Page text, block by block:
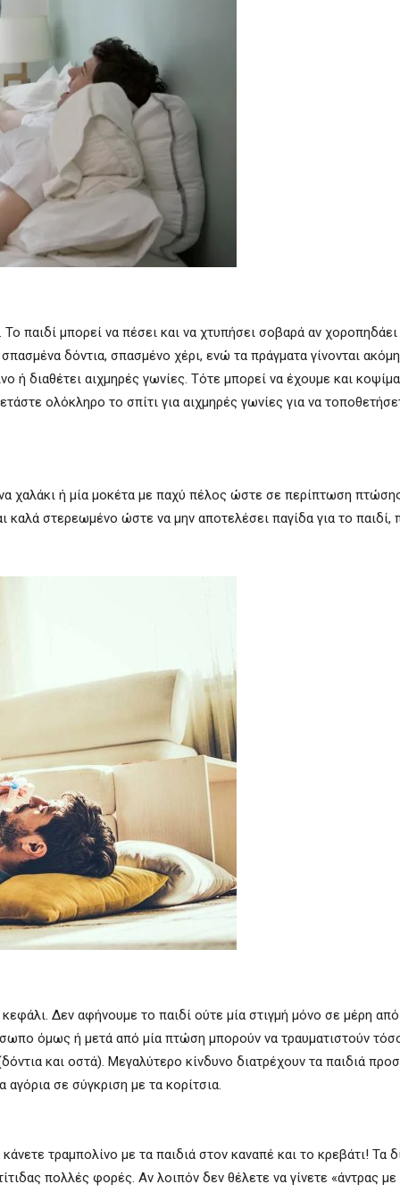
παιδί μπορεί να πέσει και να χτυπήσει σοβαρά αν
δόντια, σπασμένο χέρι, ενώ τα πράγματα γίνονται
ή διαθέτει αιχμηρές γωνίες. Τότε μπορεί να έχουμε και
ολόκληρο το σπίτι για αιχμηρές γωνίες για να
χαλάκι ή μία μοκέτα με παχύ πέλος ώστε σε περίπτωση
στερεωμένο ώστε να μην αποτελέσει παγίδα για το παιδί,
Δεν αφήνουμε το παιδί ούτε μία στιγμή μόνο σε μέρη
όμως ή μετά από μία πτώση μπορούν να τραυματιστούν
και οστά). Μεγαλύτερο κίνδυνο διατρέχουν τα παιδιά
αγόρια σε σύγκριση με τα κορίτσια.
τραμπολίνο με τα παιδιά στον καναπέ και το κρεβάτι! Τα
πολλές φορές. Αν λοιπόν δεν θέλετε να γίνετε «άντρας